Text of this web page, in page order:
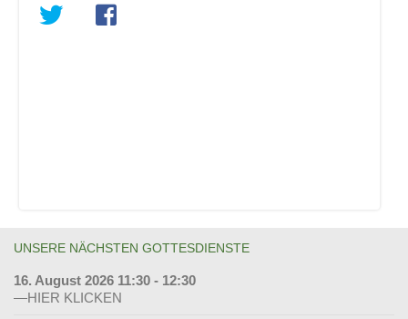
UNSERE NÄCHSTEN GOTTESDIENSTE
16. August 2026 11:30 - 12:30
—HIER KLICKEN